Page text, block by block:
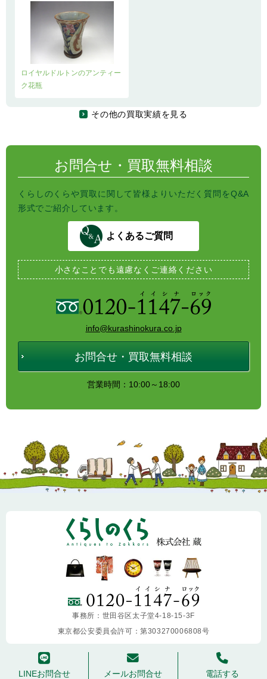
ロイヤルドルトンのアンティー
ク花瓶
その他の買取実績を見る
お問合せ・買取無料相談
くらしのくらや買取に関して皆様よりいただく質問をQ&A
形式でご紹介しています。
よくあるご質問
小さなことでも遠慮なくご連絡ください
info@kurashinokura.co.jp
お問合せ・買取無料相談
営業時間：10:00～18:00
事務所：世田谷区太子堂4-18-15-3F
東京都公安委員会許可：第303270006808号
2013-2026 KURASHINOKURA. All Rights Reserved.
LINEお問合せ メールお問合せ 電話する